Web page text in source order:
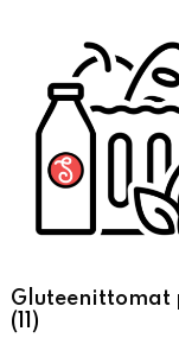
Gluteenittomat
(11)